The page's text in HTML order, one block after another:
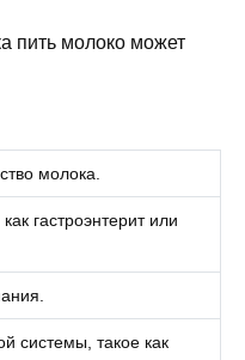
пить молоко может
молока.
гастроэнтерит или
системы, такое как